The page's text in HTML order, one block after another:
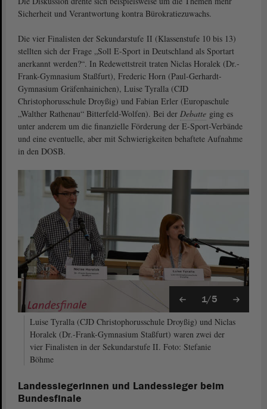
Sicherheit und Verantwortung kontra Bürokratiezuwachs.
Die vier Finalisten der Sekundarstufe II (Klassenstufe 10 bis 13)
stellten sich der Frage „Soll E-Sport in Deutschland als Sportart
anerkannt werden?“. In Redewettstreit traten Niclas Horalek (Dr.-
Frank-Gymnasium Staßfurt), Frederic Horn (Paul-Gerhardt-
Gymnasium Gräfenhainichen), Luise Tyralla (CJD
Christophorusschule Droyßig) und Fabian Erler (Europaschule
„Walther Rathenau“ Bitterfeld-Wolfen). Bei der Debatte ging es
unter anderem um die finanzielle Förderung der E-Sport-Verbände
und eine eventuelle, aber mit Schwierigkeiten behaftete Aufnahme
in den DOSB.
1/5
Luise Tyralla (CJD Christophorusschule Droyßig) und Niclas
Horalek (Dr.-Frank-Gymnasium Staßfurt) waren zwei der
vier Finalisten in der Sekundarstufe II. Foto: Stefanie
Böhme
Landessiegerinnen und Landessieger beim
Bundesfinale